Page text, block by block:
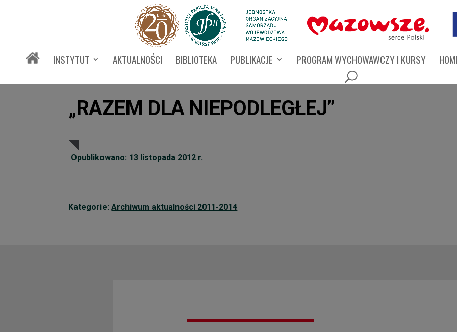
INSTYTUT AKTUALNOŚCI BIBLIOTEKA PUBLIKACJE PROGRAM WYCHOWAWCZY I KURSY
„RAZEM DLA NIEPODLEGŁEJ”
Opublikowano: 13 listopada 2012 r.
Kategorie:Archiwum aktualności 2011-2014